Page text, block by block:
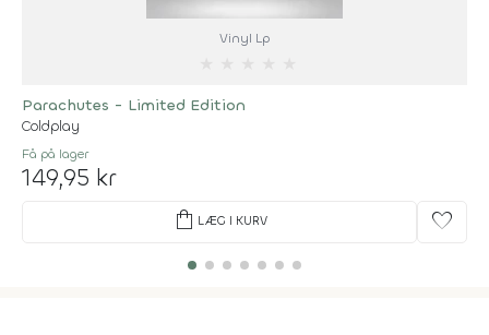
Vinyl Lp
Parachutes - Limited Edition
Coldplay
Få på lager
149,95 kr
shopping_bag LÆG I KURV favorite